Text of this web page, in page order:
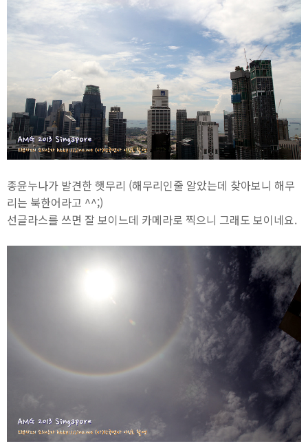
종윤누나가 발견한 햇무리 (해무리인줄 알았는데 찾아보니 해무
리는 북한어라고 ^^;)
선글라스를 쓰면 잘 보이느데 카메라로 찍으니 그래도 보이네요.